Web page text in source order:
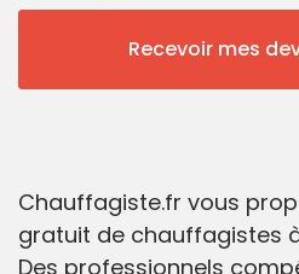
Recevoir mes
Chauffagiste.fr vous
gratuit de chauffagistes
Des professionnels